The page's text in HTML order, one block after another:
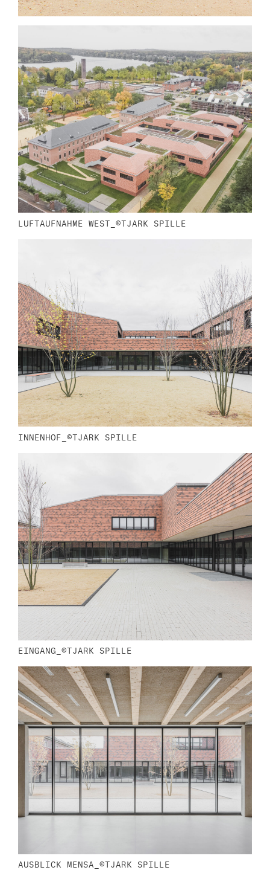
n
LUFTAUFNAHME WEST_©TJARK SPILLE
INNENHOF_©TJARK SPILLE
EINGANG_©TJARK SPILLE
AUSBLICK MENSA_©TJARK SPILLE